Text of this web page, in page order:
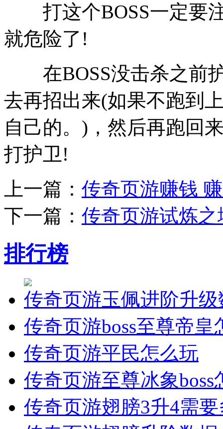
打这个BOSS一定要
就危险了!
在BOSS没击杀之前
去再招出来(如果不跑到
自己的。)，然后再跑回
打护卫!
上一篇： 传奇页游赚钱
下一篇： 传奇页游试炼
排行榜
传奇页游玉佩进阶升
传奇页游boss至尊帝皇
传奇页游平民怎么玩
传奇页游至尊冰象boss
传奇页游翅膀3升4需